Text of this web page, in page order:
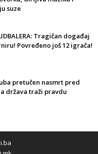
suze
Tragičan događaj
Povređeno još 12 igrača!
pretučen nasmrt pred
država traži pravdu